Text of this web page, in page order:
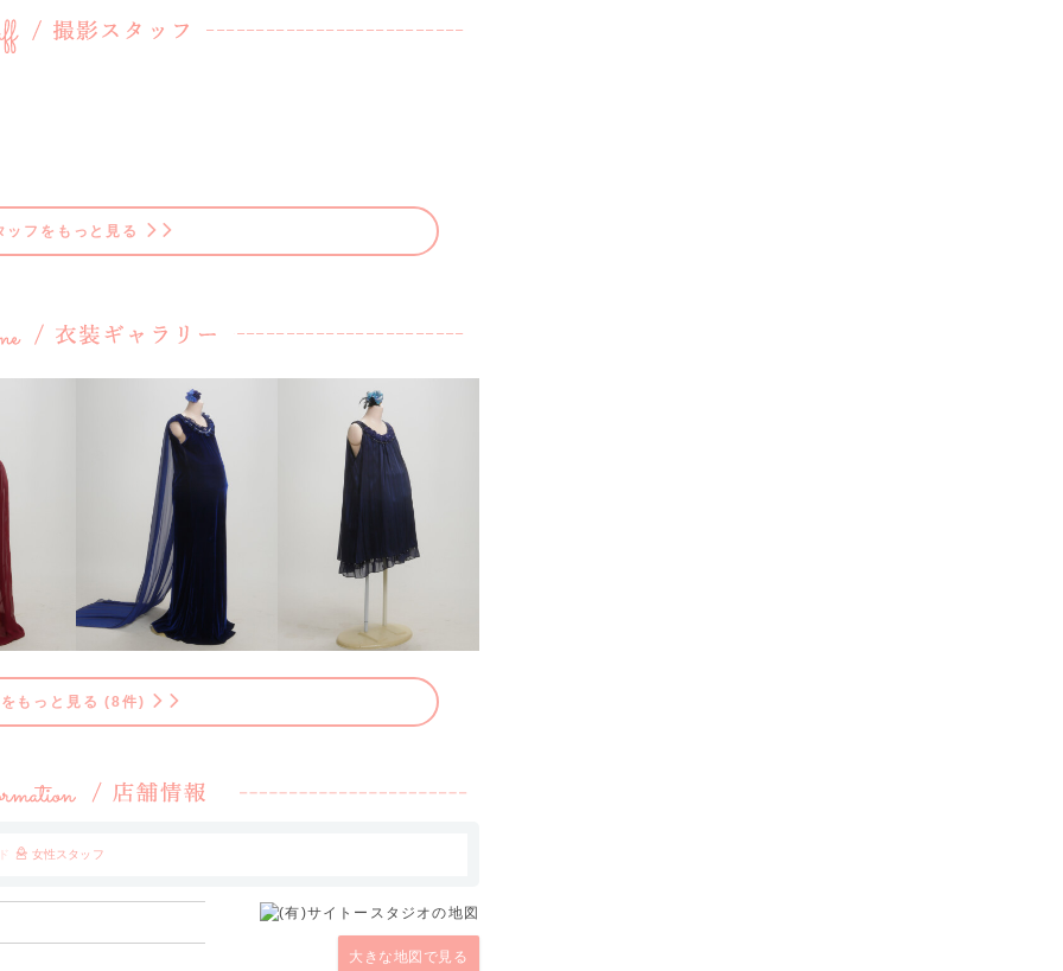
ッフをもっと見る
もっと見る (8件)
女性スタッフ
大きな地図で見る